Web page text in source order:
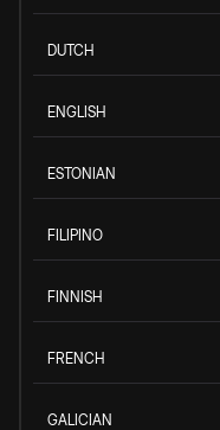
DUTCH
ENGLISH
ESTONIAN
FILIPINO
FINNISH
FRENCH
GALICIAN